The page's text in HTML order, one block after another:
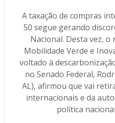
A taxação de compras
50 segue gerando
Nacional. Desta vez,
Mobilidade Verde e
voltado à
no Senado Federal,
AL), afirmou que vai
internacionais e da
política